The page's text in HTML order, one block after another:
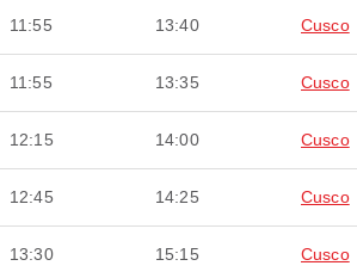
11:55 13:40 Cusco
11:55 13:35 Cusco
12:15 14:00 Cusco
12:45 14:25 Cusco
13:30 15:15 Cusco